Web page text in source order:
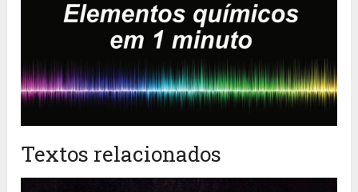
Textos relacionados